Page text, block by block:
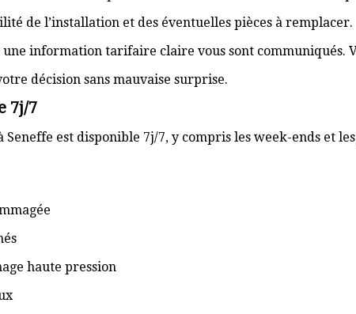
de l’installation et des éventuelles pièces à remplacer.
information tarifaire claire vous sont communiqués.
décision sans mauvaise surprise.
7j/7
est disponible 7j/7, y compris les week-ends et
haute pression